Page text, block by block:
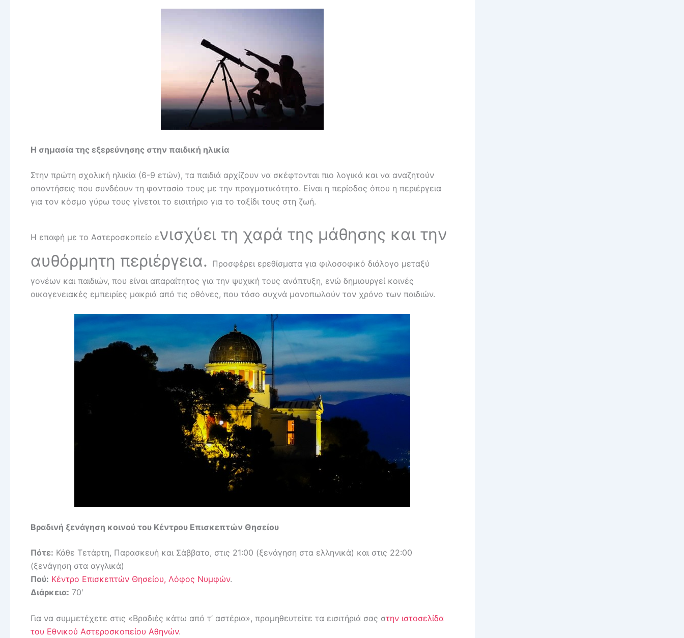
Η σημασία της εξερεύνησης στην παιδική ηλικία
Στην πρώτη σχολική ηλικία (6-9 ετών), τα παιδιά αρχίζουν να σκέφτονται πιο λογικά και να αναζητούν
απαντήσεις που συνδέουν τη φαντασία τους με την πραγματικότητα. Είναι η περίοδος όπου η περιέργεια
για τον κόσμο γύρω τους γίνεται το εισιτήριο για το ταξίδι τους στη ζωή.
Η επαφή με το Αστεροσκοπείο ενισχύει τη χαρά της μάθησης και την
αυθόρμητη περιέργεια. Προσφέρει ερεθίσματα για φιλοσοφικό διάλογο μεταξύ
γονέων και παιδιών, που είναι απαραίτητος για την ψυχική τους ανάπτυξη, ενώ δημιουργεί κοινές
οικογενειακές εμπειρίες μακριά από τις οθόνες, που τόσο συχνά μονοπωλούν τον χρόνο των παιδιών.
Βραδινή ξενάγηση κοινού του Κέντρου Επισκεπτών Θησείου
Πότε: Κάθε Τετάρτη, Παρασκευή και Σάββατο, στις 21:00 (ξενάγηση στα ελληνικά) και στις 22:00
(ξενάγηση στα αγγλικά)
Πού: Κέντρο Επισκεπτών Θησείου, Λόφος Νυμφών.
Διάρκεια: 70′
Για να συμμετέχετε στις «Βραδιές κάτω από τ’ αστέρια», προμηθευτείτε τα εισιτήριά σας στην ιστοσελίδα
του Εθνικού Αστεροσκοπείου Αθηνών.